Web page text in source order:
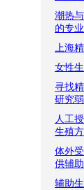
潮热
的专
上海
女性
寻找
研究
人工
生殖
体外
供辅
辅助